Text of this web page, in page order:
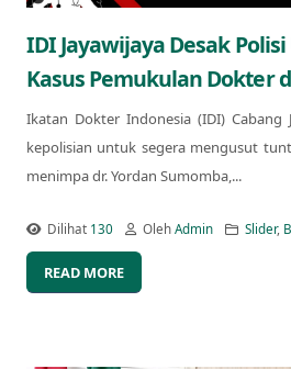
IDI Jayawijaya Desak
Kasus Pemukulan Dokter
Ikatan Dokter Indonesia (IDI) Cabang
kepolisian untuk segera mengusut
menimpa dr. Yordan Sumomba,...
Dilihat 130 OlehAdmin Slider,
READ MORE